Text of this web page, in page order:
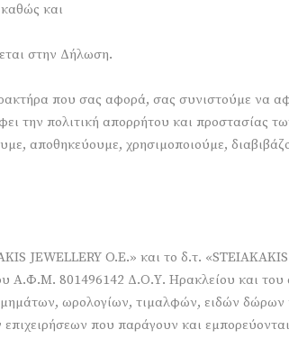
και
στην Δήλωση.
που σας αφορά, σας συνιστούμε να
την πολιτική απορρήτου και προστασίας
αποθηκεύουμε, χρησιμοποιούμε,
JEWELLERY O.E.» και το δ.τ.
Α.Φ.Μ. 801496142 Δ.Ο.Υ. Ηρακλείου και
ωρολογίων, τιμαλφών, ειδών
που παράγουν και